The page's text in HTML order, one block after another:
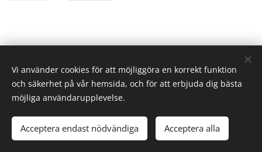
Cookies
Vi använder cookies för att möjliggöra en korrekt funktion
och säkerhet på vår hemsida, och för att erbjuda dig bästa
möjliga användarupplevelse.
Acceptera endast nödvändiga Acceptera alla